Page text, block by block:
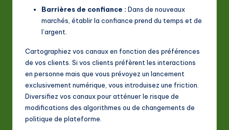
Barrières de confiance : Dans de nouveaux
marchés, établir la confiance prend du temps et de
l’argent.
Cartographiez vos canaux en fonction des préférences
de vos clients. Si vos clients préfèrent les interactions
en personne mais que vous prévoyez un lancement
exclusivement numérique, vous introduisez une friction.
Diversifiez vos canaux pour atténuer le risque de
modifications des algorithmes ou de changements de
politique de plateforme.